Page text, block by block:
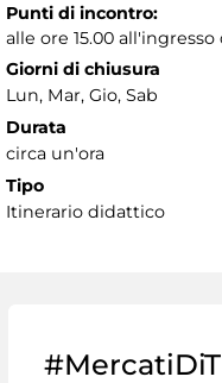
Punti di incontro:
alle ore 15.00
Giorni di chiusura
Lun, Mar, Gio, Sab
Durata
circa un'ora
Tipo
Itinerario didattico